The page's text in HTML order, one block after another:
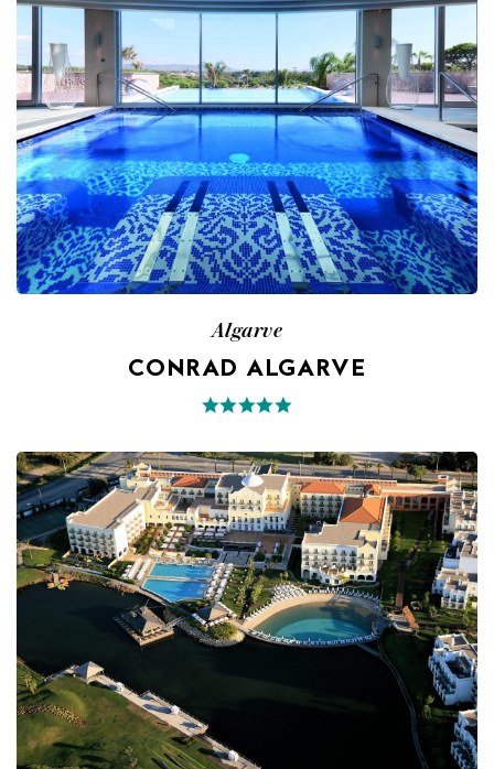
Algarve
CONRAD ALGARVE